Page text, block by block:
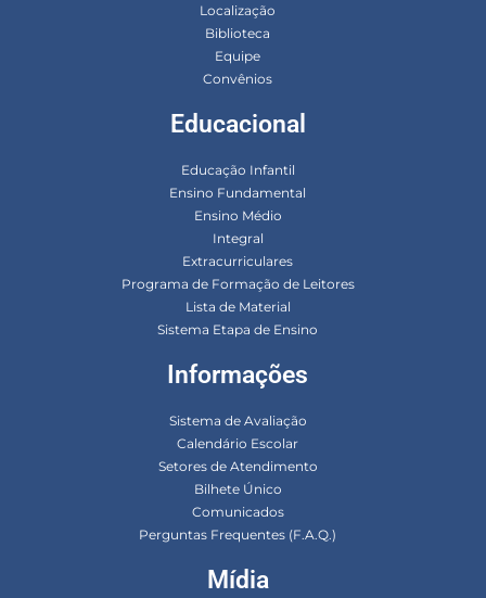
Localização
Biblioteca
Equipe
Convênios
Educacional
Educação Infantil
Ensino Fundamental
Ensino Médio
Integral
Extracurriculares
Programa de Formação de Leitores
Lista de Material
Sistema Etapa de Ensino
Informações
Sistema de Avaliação
Calendário Escolar
Setores de Atendimento
Bilhete Único
Comunicados
Perguntas Frequentes (F.A.Q.)
Mídia